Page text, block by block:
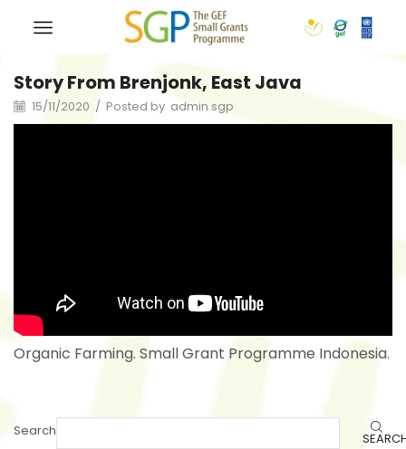
Story From Brenjonk, East Java
15/11/2020 / Posted by admin sgp
Organic Farming. Small Grant Programme Indonesia.
Search